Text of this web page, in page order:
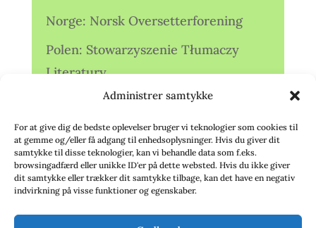
Administrer samtykke
For at give dig de bedste oplevelser bruger vi teknologier som cookies til
at gemme og/eller få adgang til enhedsoplysninger. Hvis du giver dit
samtykke til disse teknologier, kan vi behandle data som f.eks.
browsingadfærd eller unikke ID'er på dette websted. Hvis du ikke giver
dit samtykke eller trækker dit samtykke tilbage, kan det have en negativ
indvirkning på visse funktioner og egenskaber.
Norge: Norsk Oversetterforening
Polen: Stowarzyszenie Tłumaczy
Literatury
Storbritannien: Translators
Association (TA)
Sverige: Översättarsektionen (Ö.)
Sverige: Översättarcentrum (ÖC)